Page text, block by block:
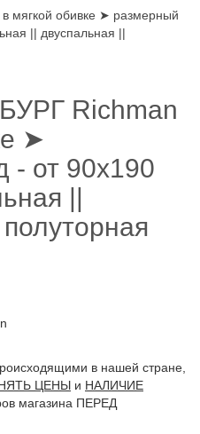
Richman
➤
- от 90х190
||
в нашей стране,
ЦЕНЫ и НАЛИЧИЕ
магазина ПЕРЕД